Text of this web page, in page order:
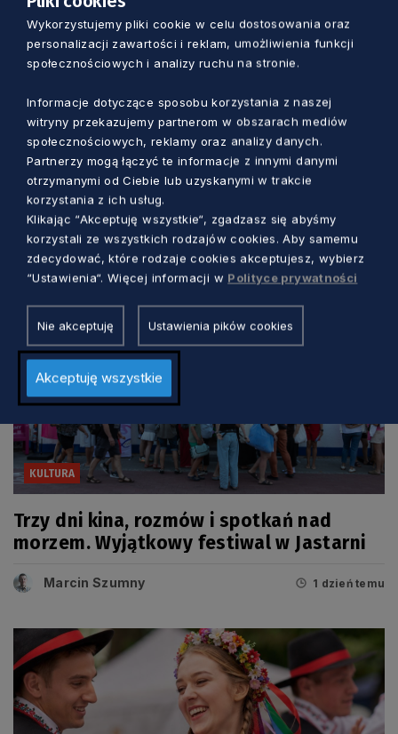
Zobacz również
KULTURA
Trzy dni kina, rozmów i spotkań nad
morzem. Wyjątkowy festiwal w Jastarni
Marcin Szumny 1 dzień temu
Wykorzystujemy pliki cookie w celu dostosowania oraz
personalizacji zawartości i reklam, umożliwienia funkcji
społecznościowych i analizy ruchu na stronie.
Informacje dotyczące sposobu korzystania z naszej
witryny przekazujemy partnerom w obszarach mediów
społecznościowych, reklamy oraz analizy danych.
Partnerzy mogą łączyć te informacje z innymi danymi
otrzymanymi od Ciebie lub uzyskanymi w trakcie
korzystania z ich usług.
Klikając “Akceptuję wszystkie“, zgadzasz się abyśmy
korzystali ze wszystkich rodzajów cookies. Aby samemu
zdecydować, które rodzaje cookies akceptujesz, wybierz
“Ustawienia“. Więcej informacji w Polityce prywatności
Nie akceptuję Ustawienia pików cookies
Akceptuję wszystkie